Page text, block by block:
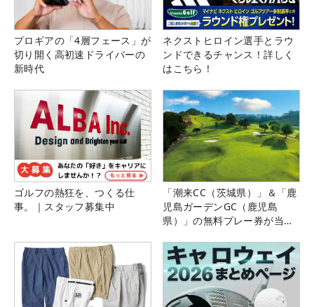
プロギアの「4層フェース」が
切り開く高初速ドライバーの
新時代
ネクストヒロイン選手とラウ
ンドできるチャンス！詳しく
はこちら！
ゴルフの熱狂を、つくる仕
事。｜スタッフ募集中
「潮来CC（茨城県）」＆「鹿
児島ガーデンGC（鹿児島
県）」の無料プレー券が当た